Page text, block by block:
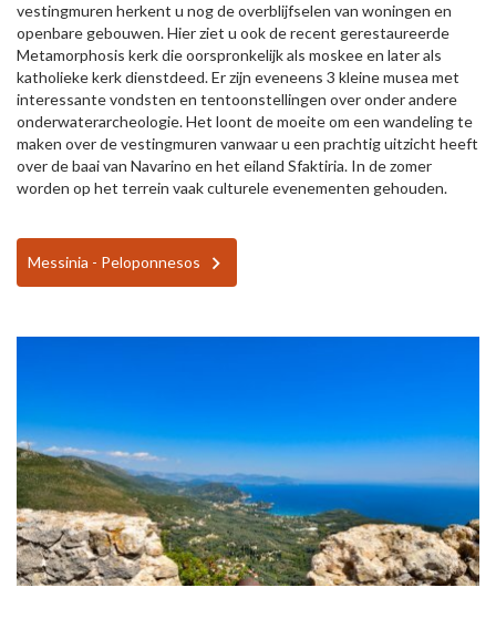
vestingmuren herkent u nog de overblijfselen van woningen en
openbare gebouwen. Hier ziet u ook de recent gerestaureerde
Metamorphosis kerk die oorspronkelijk als moskee en later als
katholieke kerk dienstdeed. Er zijn eveneens 3 kleine musea met
interessante vondsten en tentoonstellingen over onder andere
onderwaterarcheologie. Het loont de moeite om een wandeling te
maken over de vestingmuren vanwaar u een prachtig uitzicht heeft
over de baai van Navarino en het eiland Sfaktiria. In de zomer
worden op het terrein vaak culturele evenementen gehouden.
Messinia - Peloponnesos